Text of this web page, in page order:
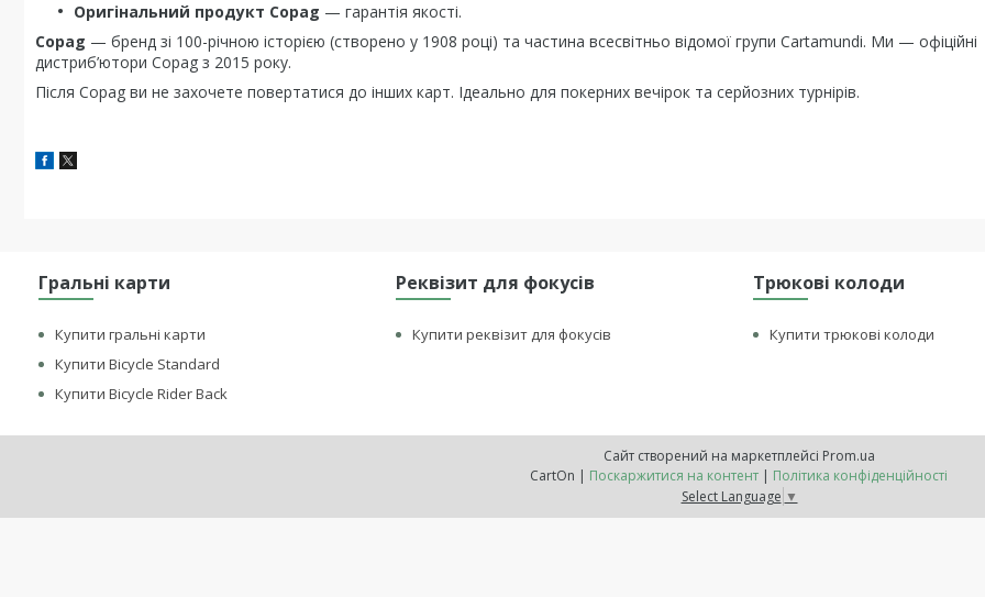
Оригінальний продукт Copag — гарантія якості.
Copag — бренд зі 100-річною історією (створено у 1908 році) та частина всесвітньо відомої групи Cartamundi. Ми — офіційні
дистриб’ютори Copag з 2015 року.
Після Copag ви не захочете повертатися до інших карт. Ідеально для покерних вечірок та серйозних турнірів.
Гральні карти
Купити гральні карти
Купити Bicycle Standard
Купити Bicycle Rider Back
Реквізит для фокусів
Купити реквізит для фокусів
Трюкові колоди
Купити трюкові колоди
Сайт створений на маркетплейсі Prom.ua
CartOn | Поскаржитися на контент | Політика конфіденційності
Select Language ▼